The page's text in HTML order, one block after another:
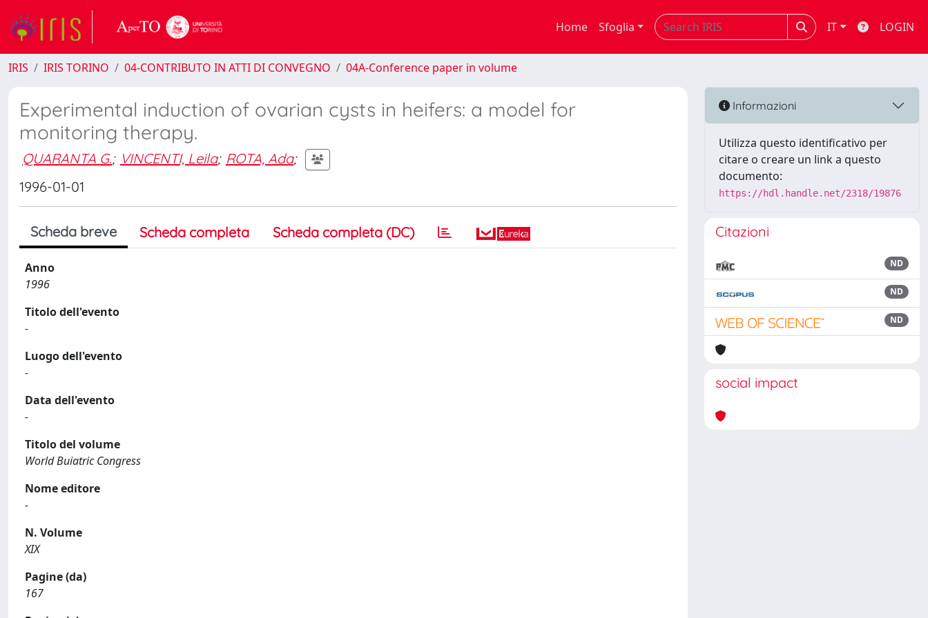
Home Sfoglia IT LOGIN
IRIS IRIS TORINO 04-CONTRIBUTO IN ATTI DI CONVEGNO 04A-Conference paper in volume
Experimental induction of ovarian cysts in heifers: a model for
monitoring therapy.
QUARANTA G.; VINCENTI, Leila; ROTA, Ada;
1996-01-01
Scheda breve Scheda completa Scheda completa (DC)
Anno
1996
Titolo dell'evento
-
Luogo dell'evento
-
Data dell'evento
-
Titolo del volume
World Buiatric Congress
Nome editore
-
N. Volume
XIX
Pagine (da)
167
Informazioni
Utilizza questo identificativo per
citare o creare un link a questo
documento:
https://hdl.handle.net/2318/19876
Citazioni
ND
ND
ND
social impact